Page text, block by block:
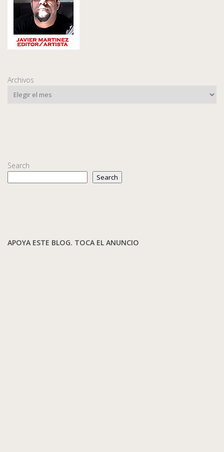
Archivos
Search
Search
APOYA ESTE BLOG. TOCA EL ANUNCIO